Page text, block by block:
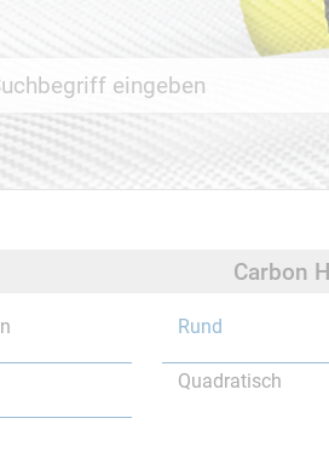
Carbon
Rund
Quadratisch